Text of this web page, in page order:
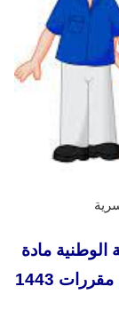
مادة
المهارات الحياتية والتربية الاسرية نظام مقررات 1443